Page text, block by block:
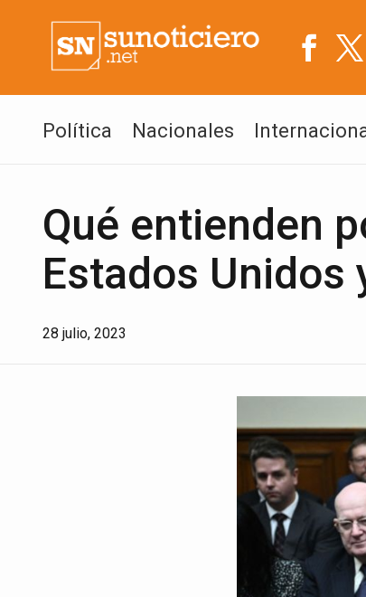
Política Nacionales
Qué entienden
Estados
28 julio, 2023